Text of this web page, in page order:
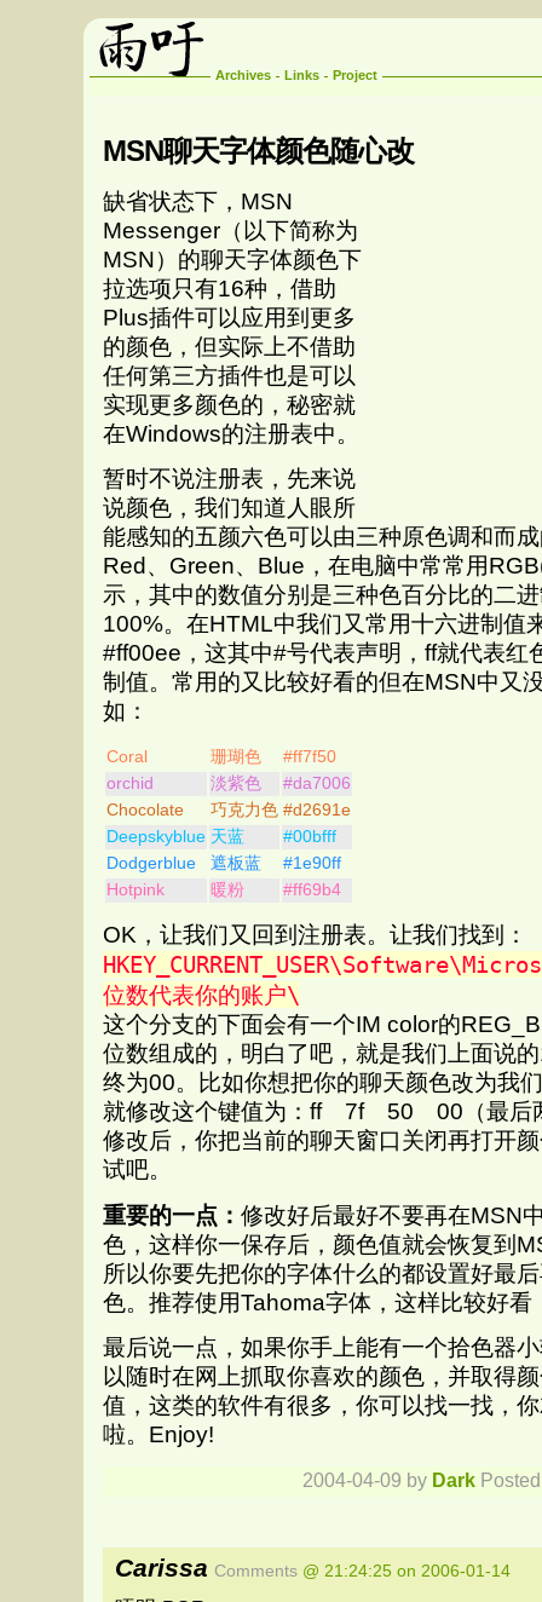
Archives Links Project
MSN聊天字体颜色随心改
缺省状态下，MSN
Messenger（以下简称为
MSN）的聊天字体颜色下
拉选项只有16种，借助
Plus插件可以应用到更多
的颜色，但实际上不借助
任何第三方插件也是可以
实现更多颜色的，秘密就
在Windows的注册表中。
暂时不说注册表，先来说
说颜色，我们知道人眼所
能感知的五颜六色可以由三种原色调和而
Red、Green、Blue，在电脑中常常用
示，其中的数值分别是三种色百分比的二
100%。在HTML中我们又常用十六进制值
#ff00ee，这其中#号代表声明，ff就代表红
制值。常用的又比较好看的但在MSN中又
如：
Coral 珊瑚色
#ff7f50
orchid
淡紫色
#da7006
Chocolate
巧克力色 #d2691e
Deepskyblue 天蓝
#00bfff
Dodgerblue
遮板蓝
#1e90ff
Hotpink
暖粉 #ff69b4
OK，让我们又回到注册表。让我们找到：
位数代表你的账户\
这个分支的下面会有一个IM color的
位数组成的，明白了吧，就是我们上面说
终为00。比如你想把你的聊天颜色改为我
就修改这个键值为：ff 7f 50 00（最后
修改后，你把当前的聊天窗口关闭再打开
试吧。
重要的一点： 修改好后最好不要再在MSN
色，这样你一保存后，颜色值就会恢复到
所以你要先把你的字体什么的都设置好最
色。推荐使用Tahoma字体，这样比较好看
最后说一点，如果你手上能有一个拾色器
以随时在网上抓取你喜欢的颜色，并取得
值，这类的软件有很多，你可以找一找，
啦。Enjoy!
2004-04-09 by Dark
Carissa Comments @ 21:24:25 on 2006-01-14